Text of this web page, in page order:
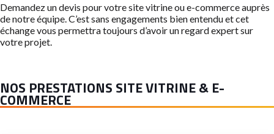
Demandez un devis pour votre site vitrine ou e-commerce auprès
de notre équipe. C’est sans engagements bien entendu et cet
échange vous permettra toujours d’avoir un regard expert sur
votre projet.
NOS PRESTATIONS SITE VITRINE & E-
COMMERCE